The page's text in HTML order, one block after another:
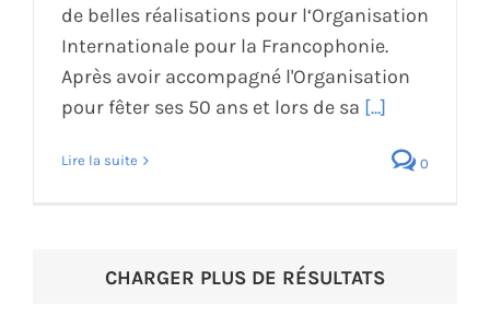
de belles réalisations pour l‘Organisation
Internationale pour la Francophonie.
Après avoir accompagné l'Organisation
pour fêter ses 50 ans et lors de sa [...]
Lire la suite 0
CHARGER PLUS DE RÉSULTATS